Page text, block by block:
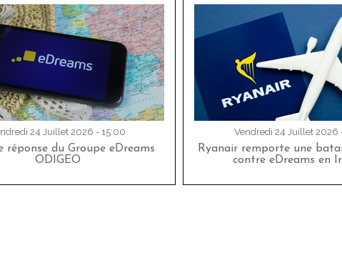
24 Juillet 2026 - 15:00
réponse du Groupe eDreams
ODIGEO
Vendredi 24 Juillet 2026
Ryanair remporte une
contre eDreams en